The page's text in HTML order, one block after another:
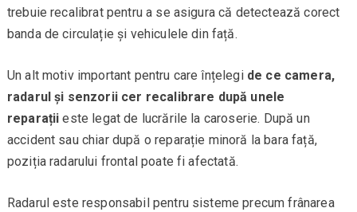
trebuie recalibrat pentru a se asigura că detectează corect
banda de circulație și vehiculele din față.
Un alt motiv important pentru care înțelegi de ce camera,
radarul și senzorii cer recalibrare după unele
reparații este legat de lucrările la caroserie. După un
accident sau chiar după o reparație minoră la bara față,
poziția radarului frontal poate fi afectată.
Radarul este responsabil pentru sisteme precum frânarea